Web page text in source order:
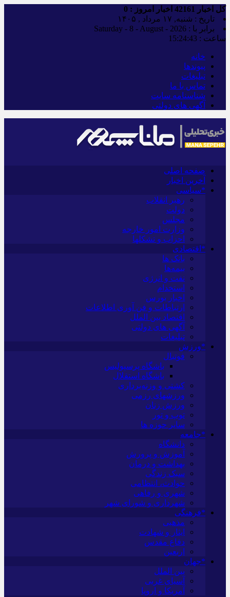
کل اخبار اخبار امروز : 0
تاریخ : شنبه, ۱۷ مرداد , ۱۴۰۵
برابر با : Saturday - 8 - August - 2026
ساعت : 15:24:44
خانه
پیوندها
تبلیغات
تماس با ما
شناسنامه سایت
آگهی های دولتی
صفحه اصلی
آخرین اخبار
*سیاسی
رهبر انقلاب
دولت
مجلس
وزارت امور خارجه
احزاب و تشکلها
*اقتصادی
بانک ها
بیمه‌ها
نفت و انرژی
استخدام
اخبار بورس
ارتباطات و فن آوری اطلاعات
اقتصاد بین الملل
آگهی های دولتی
تبلیغات
*ورزش
فوتبال
باشگاه پرسپولیس
باشگاه استقلال
کشتی و وزنه‌برداری
ورزشهای رزمی
ورزش زنان
توپ و تور
سایر حوزه ها
*جامعه
دانشگاه
آموزش و پرورش
بهداشت و درمان
سبک زندگی
حوادث، انتظامی
شهری و رفاهی
شهرداری و شورای شهر
*فرهنگی
مذهبی
ایثار و شهادت
دفاع مقدس
اربعین
*جهان
بین الملل
آسیای غربی
آمریکا و اروپا